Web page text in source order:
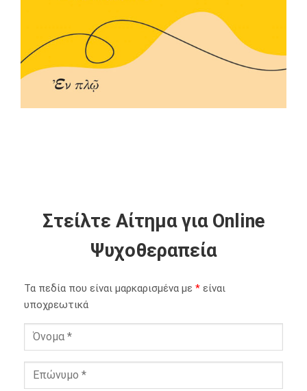
Στείλτε Αίτημα για Online
Ψυχοθεραπεία
Τα πεδία που είναι μαρκαρισμένα με * είναι
υποχρεωτικά